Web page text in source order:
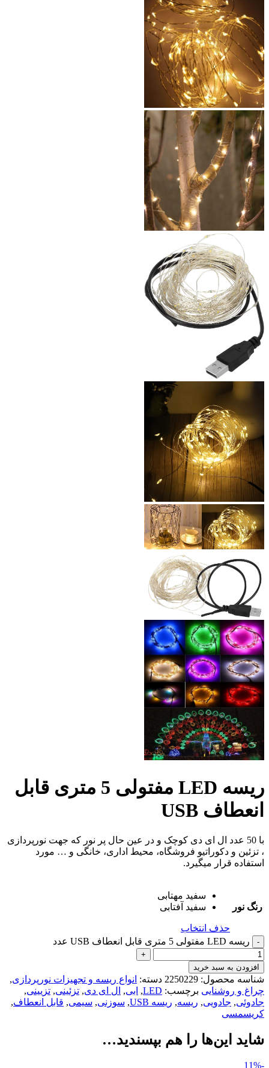
ریسه LED مفتولی 5 متری قابل
انعطاف USB
با 50 عدد ال ای دی کوچک و در عین حال پر نور که جهت نورپردازی
، تزئین و دکوراتیو فروشگاه، محیط اداری، خانگی و … مورد
استفاده قرار میگیرد.
رنگ نور
سفید مهتابی
سفید آفتابی
حذف انتخاب
ریسه LED مفتولی 5 متری قابل انعطاف USB عدد
افزودن به سبد خرید
شناسه محصول: 2250229 دسته: انواع ریسه و تجهیزات نورپردازی,
چراغ و روشنایی برچسب: LED
, ابی, ال ای دی, تزئینی, تزیینی,
جادوئی, جادویی, ریسه, ریسه USB , سوزنی, سیمی, قابل انعطاف,
کریسمسی
شاید این‌ها را هم بپسندید…
-11%